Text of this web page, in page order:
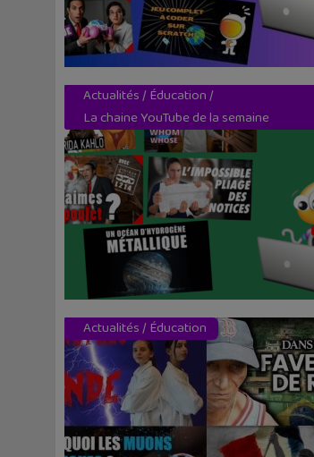
Actualités/ Éducation/
La chaine YouTube de la semaine
Actualités/ Éducation